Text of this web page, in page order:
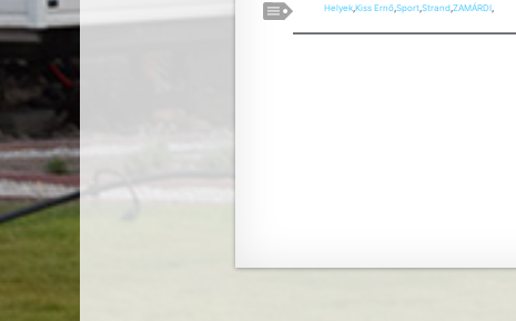
Helyek, Kiss Ernő, Sport, Strand, ZAMÁRDI,